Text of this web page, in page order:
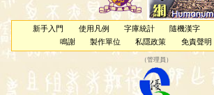
新手入門 使用凡例 字庫統計 隨機漢字
鳴謝
製作單位 私隱政策 免責聲明
（管理員 ）